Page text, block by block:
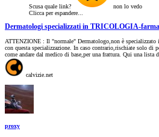
Scusa quale link?
non lo vedo
Clicca per espandere...
Dermatologi specializzati in TRICOLOGIA-
ATTENZIONE : Il "normale" Dermatologo,non è
con questa specializzazione. In caso contrario,rischiate solo di
come andare dal medico di base,per una frattura. Qui una lista
calvizie.net
proxy